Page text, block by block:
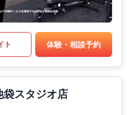
ト 体験・相談予約
袋スタジオ店